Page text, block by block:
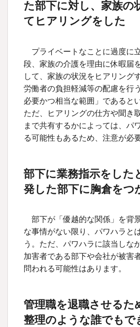
た部下に対し、家族の
てヒアリングをした
プライベートなことに過度に
段、家族の介護を理由に休暇届
して、家族の状況をヒアリング
労働者の負担軽減等の配慮を行
必要かつ相当な範囲」であると
ただ、ヒアリングの仕方や聞き
まで共有するかによっては、パ
る可能性もあるため、注意が必
部下に業務指示をした
発した部下に胸倉をつ
部下が「優越的な関係」を背
な事情がない限り、パワハラと
う。ただ、パワハラに該当しな
加害者である部下や会社が被害
問われる可能性はあります。
管理職を退職させるた
整理のような誰でもで